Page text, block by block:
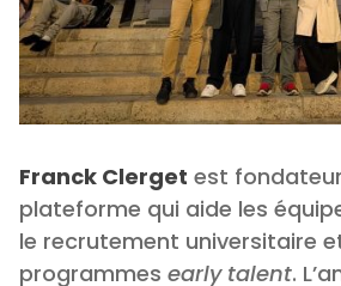
Franck Clerget est
plateforme qui aide les
le recrutement universitaire
programmes early talent.